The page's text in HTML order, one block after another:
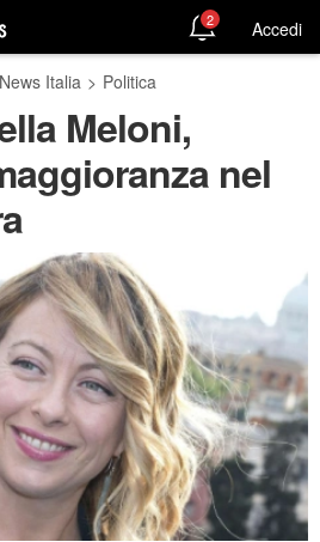
2 Accedi
Italia > Politica
Meloni,
nel